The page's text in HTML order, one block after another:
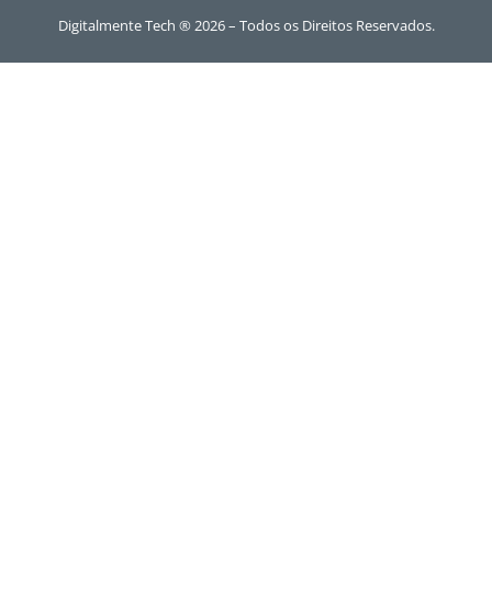
Digitalmente Tech ® 2026 – Todos os Direitos Reservados.